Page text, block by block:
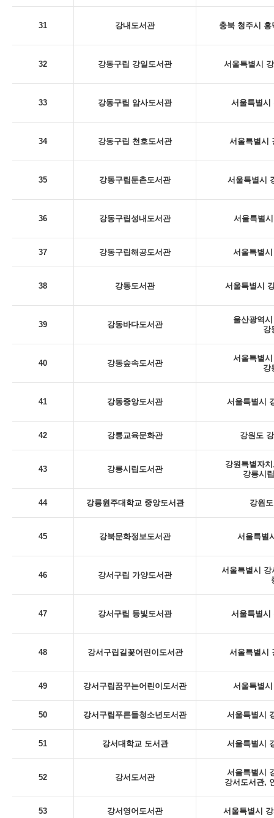
31 강내도서관 충북 청주시
32 강동구립 강일도서관 서울특별시
33 강동구립 암사도서관 서울특별시
34 강동구립 천호도서관 서울특별시
35 강동구립둔촌도서관 서울특별시
36 강동구립성내도서관 서울특별
37 강동구립해공도서관 서울특별
38 강동도서관 서울특별시
39 강동바다도서관
울산광역
강
40 강동숲속도서관
서울특별
강
41 강동중앙도서관 서울특별시
42 강릉교육문화관 강원도
43 강릉시립도서관
강원특별자
강릉시
44 강릉원주대학교 중앙도서관 강원
45 강북문화정보도서관 서울특별
46 강서구립 가양도서관
서울특별시 강
47 강서구립 등빛도서관 서울특별시
48 강서구립길꽃어린이도서관 서울특별시
49 강서구립꿈꾸는어린이도서관 서울특별
50 강서구립푸른들청소년도서관 서울특별시
51 강서대학교 도서관 서울특별시
52 강서도서관
서울특별시
강서도서관,
53 강서영어도서관 서울특별시